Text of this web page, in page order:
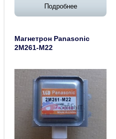
Подробнее
Магнетрон Panasonic
2M261-M22